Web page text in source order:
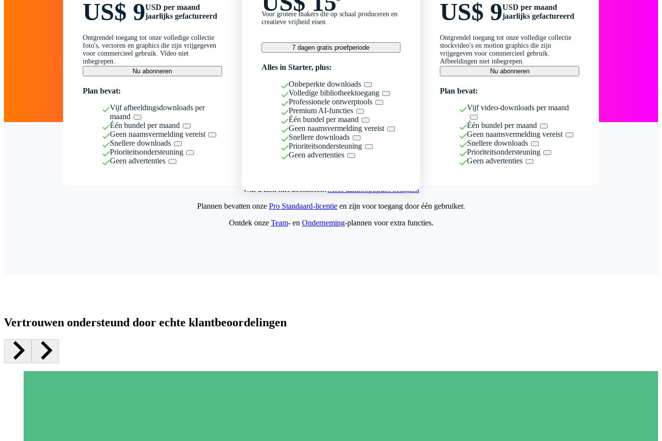
US$ 9USD per maand
jaarlijks gefactureerd
Ontgrendel toegang tot onze volledige collectie
foto's, vectoren en graphics die zijn vrijgegeven
voor commercieel gebruik. Video niet
inbegrepen.
Nu abonneren
Plan bevat:
Vijf afbeeldingsdownloads per
maand
Één bundel per maand
Geen naamsvermelding vereist
Snellere downloads
Prioriteitsondersteuning
Geen advertenties
Voor grotere makers die op schaal produceren en
creatieve vrijheid eisen
7 dagen gratis proefperiode
Alles in Starter, plus:
Onbeperkte downloads
Volledige bibliotheektoegang
Professionele ontwerptools
Premium AI-functies
Één bundel per maand
Geen naamsvermelding vereist
Snellere downloads
Prioriteitsondersteuning
Geen advertenties
US$ 9USD per maand
jaarlijks gefactureerd
Ontgrendel toegang tot onze volledige collectie
stockvideo's en motion graphics die zijn
vrijgegeven voor commercieel gebruik.
Afbeeldingen niet inbegrepen.
Nu abonneren
Plan bevat:
Vijf video-downloads per maand
Één bundel per maand
Geen naamsvermelding vereist
Snellere downloads
Prioriteitsondersteuning
Geen advertenties
Wilt u zich niet abonneren?Meer aankoopopties bekijken
Plannen bevatten onze Pro Standaard-licentie en zijn voor toegang door één gebruiker.
Ontdek onze Team- en Onderneming-plannen voor extra functies.
Vertrouwen ondersteund door echte klantbeoordelingen